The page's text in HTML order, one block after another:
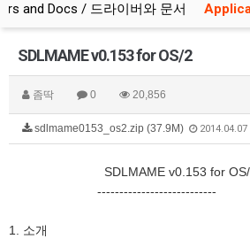
and Docs / 드라이버와 문서
SDLMAME v0.153 for OS/2
좀딱 0 20,856
sdlmame0153_os2.zip (37.9M) 2014.04.07
SDLMAME v0.153 for OS/
---------------------------
1. 소개